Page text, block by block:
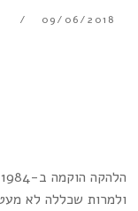
09/06/2018
הלהקה הוקמה ב-1984 במנצ’סטר על ידי מיק האקנל
ולמרות שכללה לא